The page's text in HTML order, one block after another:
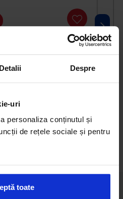
Detalii Despre
uri
personaliza conținutul și
de rețele sociale și pentru
toate